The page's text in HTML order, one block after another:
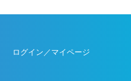
ログイン／マイページ